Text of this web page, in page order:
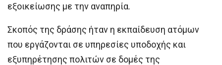
εξοικείωσης με την αναπηρία.
Σκοπός της δράσης ήταν η εκπαίδευση ατόμων
που εργάζονται σε υπηρεσίες υποδοχής και
εξυπηρέτησης πολιτών σε δομές της